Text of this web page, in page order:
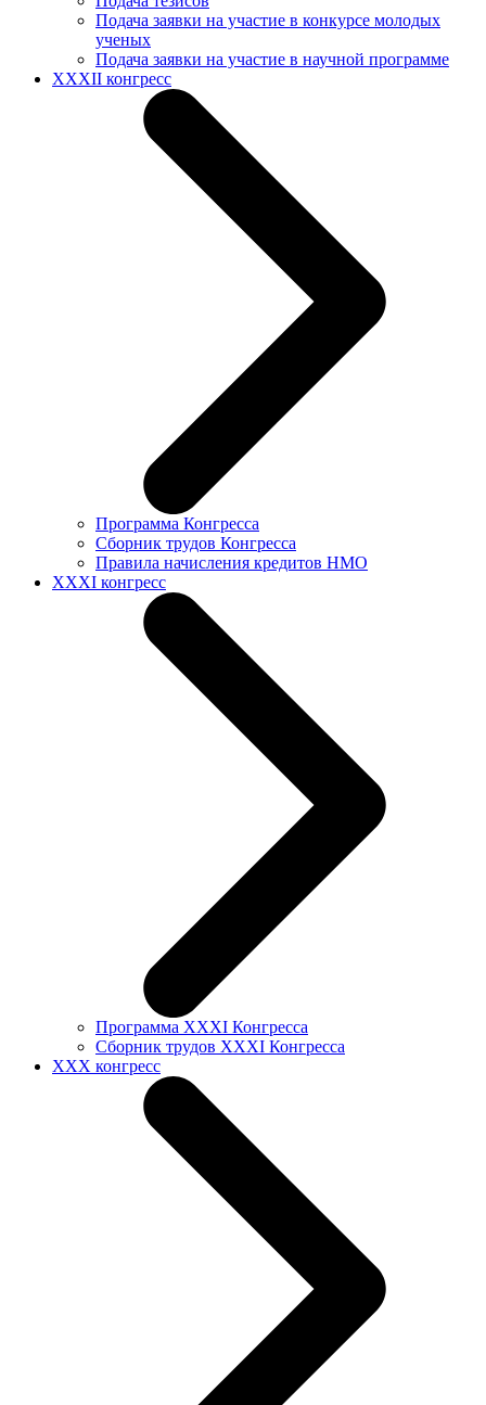
Подача заявки на участие в конкурсе молодых
ученых
Подача заявки на участие в научной программе
XXXII конгресс
Программа Конгресса
Сборник трудов Конгресса
Правила начисления кредитов НМО
XXXI конгресс
Программа XXXI Конгресса
Сборник трудов XXXI Конгресса
XXX конгресс